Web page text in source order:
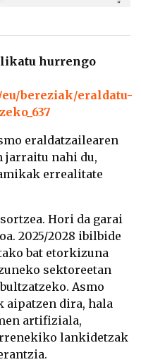
hurrengo
bereziak/eraldatu-
eraldatzailearen
jarraitu nahi du,
errealitate
Hori da garai
2025/2028 ibilbide
bat etorkizuna
sektoreetan
Asmo
aipatzen dira, hala
artifiziala,
lankidetzak